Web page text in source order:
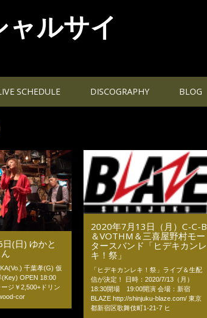
ルサイ
SCHEDULE DISCOGRAPHY BLOG
(日) ゆかと
千葉孝(G) 仮
OPEN 18:00
ジ￥2,500+ドリン
cor
2020年7月13日（月）C-C-B
＆VOTHM＆三喜屋野村モー
タースバンド「ヒデキカンレ
キ！祭」
「ヒデキカンレキ！祭」ライブ＆生配
信が決定！ 日時：2020/7/13（月）
18:30開場 19:00開演 会場：新宿
BLAZE http://shinjuku-blaze.com/ 東京
都新宿区歌舞伎町1-21-7 ヒ